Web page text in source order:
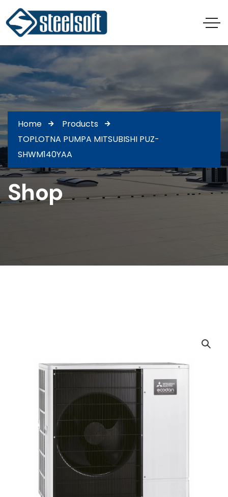
Home
Products
TOPLOTNA PUMPA MITSUBISHI PUZ-
SHWM140YAA
Shop